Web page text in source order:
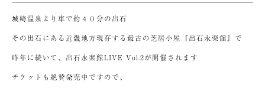
城崎温泉より車で約４０分の出石
その出石にある近畿地方現存する最古の芝居小屋『出石永楽館』で
昨年に続いて、出石永楽館LIVE Vol.2が開催されます
チケットも絶賛発売中ですので、